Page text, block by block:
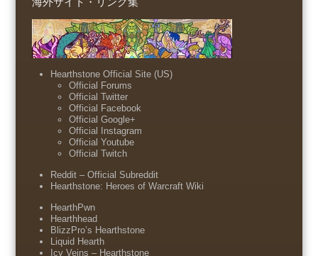
Hearthstone Official Site (US)
Official Forums
Official Twitter
Official Facebook
Official Google+
Official Instagram
Official Youtube
Official Twitch
Reddit – Official Subreddit
Hearthstone: Heroes of Warcraft Wiki
HearthPwn
Hearthhead
BlizzPro’s Hearthstone
Liquid Hearth
Icy Veins – Hearthstone